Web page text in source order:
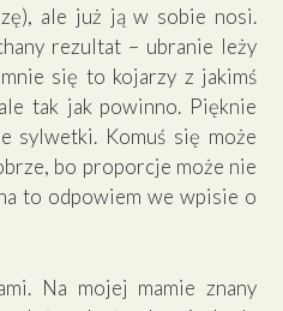
ale już ją w sobie nosi.
rezultat – ubranie leży
się to kojarzy z jakimś
tak jak powinno. Pięknie
sylwetki. Komuś się może
bo proporcje może nie
to odpowiem we wpisie o
Na mojej mamie znany